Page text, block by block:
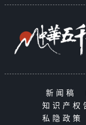
新闻稿
知识产权
私隐政策